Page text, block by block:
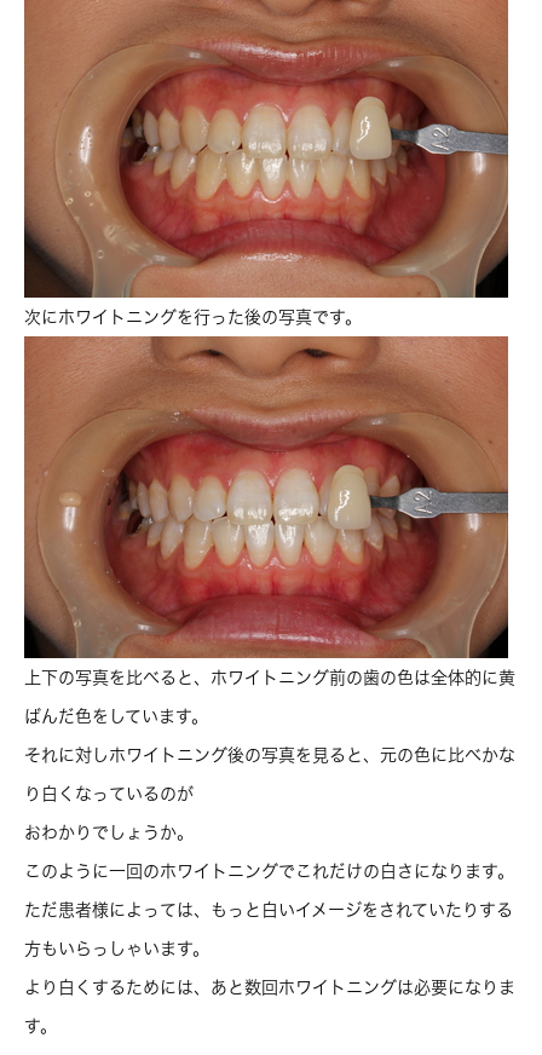
次にホワイトニングを行った後の写真です。
上下の写真を比べると、ホワイトニング前の歯の色は全体的に黄
ばんだ色をしています。
それに対しホワイトニング後の写真を見ると、元の色に比べかな
り白くなっているのが
おわかりでしょうか。
このように一回のホワイトニングでこれだけの白さになります。
ただ患者様によっては、もっと白いイメージをされていたりする
方もいらっしゃいます。
より白くするためには、あと数回ホワイトニングは必要になりま
す。